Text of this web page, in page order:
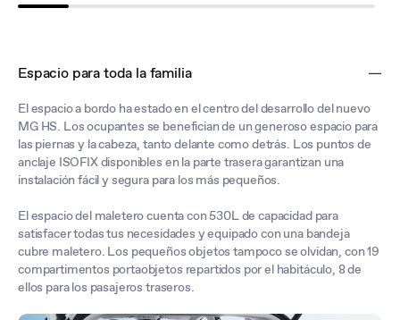
Espacio para toda la familia
El espacio a bordo ha estado en el centro del desarrollo del nuevo
MG HS. Los ocupantes se benefician de un generoso espacio para
las piernas y la cabeza, tanto delante como detrás. Los puntos de
anclaje ISOFIX disponibles en la parte trasera garantizan una
instalación fácil y segura para los más pequeños.
El espacio del maletero cuenta con 530L de capacidad para
satisfacer todas tus necesidades y equipado con una bandeja
cubre maletero. Los pequeños objetos tampoco se olvidan, con 19
compartimentos portaobjetos repartidos por el habitáculo, 8 de
ellos para los pasajeros traseros.